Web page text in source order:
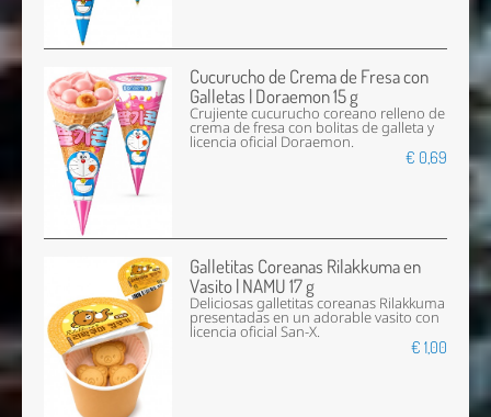
Cucurucho de Crema de Fresa con
Galletas | Doraemon 15 g
Crujiente cucurucho coreano relleno de
crema de fresa con bolitas de galleta y
licencia oficial Doraemon.
€ 0,69
Galletitas Coreanas Rilakkuma en
Vasito | NAMU 17 g
Deliciosas galletitas coreanas Rilakkuma
presentadas en un adorable vasito con
licencia oficial San-X.
€ 1,00